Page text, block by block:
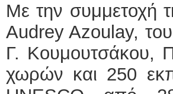
Με την συμμετοχή
Audrey Azoulay,
Γ. Κουμουτσάκου,
χωρών και 250